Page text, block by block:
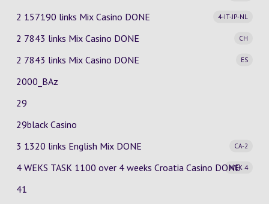
2 157190 links Mix Casino
4-IT-JP-NL
DONE
2 7843 links Mix Casino
CH
DONE
2 7843 links Mix Casino
ES
DONE
2000_BAz
29
29black Casino
3 1320 links English Mix
CA-2
DONE
4 WEKS TASK 1100 over 4 weeks Croatia Casino
WEK 4
DONE
41